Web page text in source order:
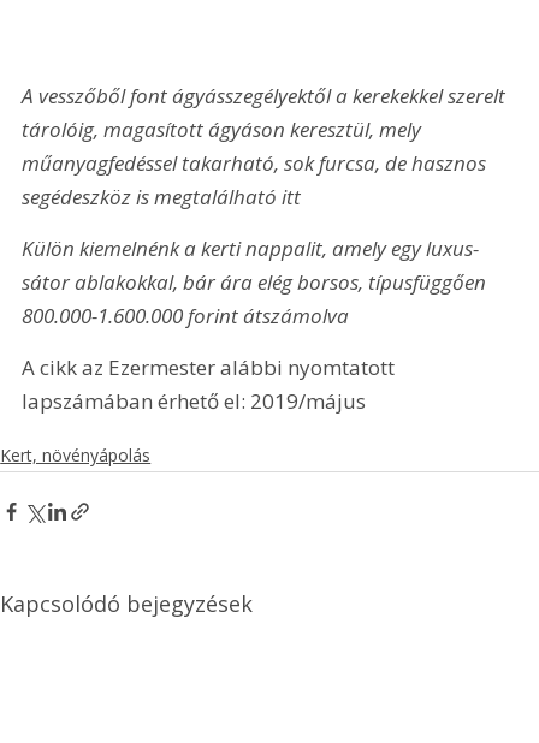
A vesszőből font ágyásszegélyektől a kerekekkel szerelt
tárolóig, magasított ágyáson keresztül, mely
műanyagfedéssel takarható, sok furcsa, de hasznos
segédeszköz is megtalálható itt
Külön kiemelnénk a kerti nappalit, amely egy luxus-
sátor ablakokkal, bár ára elég borsos, típusfüggően
800.000-1.600.000 forint átszámolva
A cikk az Ezermester alábbi nyomtatott
lapszámában érhető el: 2019/május
Kert, növényápolás
Kapcsolódó bejegyzések